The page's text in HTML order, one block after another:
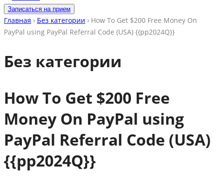
Записаться на прием
Главная › Без категории › How To Get $200 Free Money On
PayPal using PayPal Referral Code (USA) {{pp2024Q}}
Без категории
How To Get $200 Free
Money On PayPal using
PayPal Referral Code (USA)
{{pp2024Q}}